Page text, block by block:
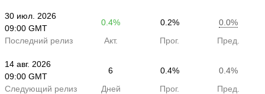
30 июл. 2026
09:00 GMT
0.4% 0.2%
0.0%
Последний релиз
Акт. Прог. Пред.
14 авг. 2026
09:00 GMT
6 0.4%
0.4%
Следующий релиз
Дней Прог. Пред.